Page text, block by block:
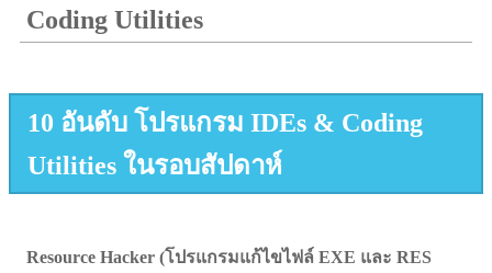
Coding Utilities
10 อันดับ โปรแกรม IDEs & Coding
Utilities ในรอบสัปดาห์
Resource Hacker (โปรแกรมแก้ไขไฟล์ EXE และ RES